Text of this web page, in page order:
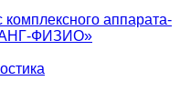
комплексного аппарата-
ФИЗИО»